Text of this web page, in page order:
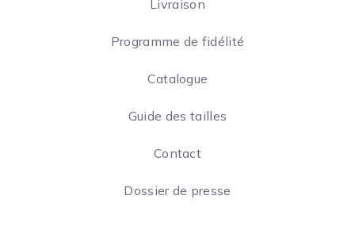
Livraison
Programme de fidélité
Catalogue
Guide des tailles
Contact
Dossier de presse